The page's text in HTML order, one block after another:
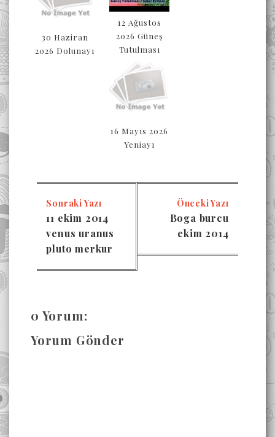
30 Haziran
2026 Dolunayı
12 Ağustos
2026 Güneş
Tutulması
16 Mayıs 2026
Yeniayı
Sonraki Yazı
11 ekim 2014
venus uranus
pluto merkur
Önceki Yazı
Boga burcu
ekim 2014
0 Yorum:
Yorum Gönder